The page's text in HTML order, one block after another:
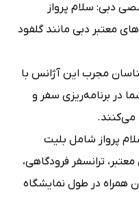
دبی: سلام پرواز
معتبر دبی مانند گلفود
مجرب این آژانس با
در برنامه‌ریزی سفر و
پرواز شامل بلیت
ترانسفر فرودگاهی،
همراه در طول نمایشگاه